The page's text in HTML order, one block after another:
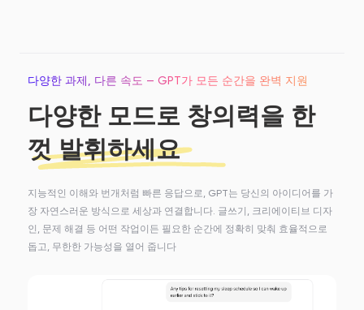
다양한 과제, 다른 속도 — GPT가 모든 순간을 완벽 지원
다양한 모드로 창의력을 한
껏 발휘하세요
지능적인 이해와 번개처럼 빠른 응답으로, GPT는 당신의 아이디어를 가
장 자연스러운 방식으로 세상과 연결합니다. 글쓰기, 크리에이티브 디자
인, 문제 해결 등 어떤 작업이든 필요한 순간에 정확히 맞춰 효율적으로
돕고, 무한한 가능성을 열어 줍니다